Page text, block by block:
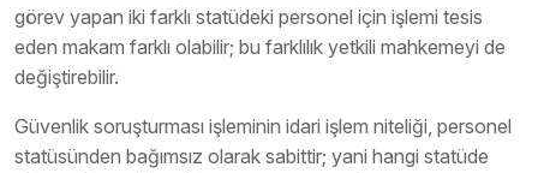
görev yapan iki farklı statüdeki personel için işlemi tesis
eden makam farklı olabilir; bu farklılık yetkili mahkemeyi de
değiştirebilir.
Güvenlik soruşturması işleminin idari işlem niteliği, personel
statüsünden bağımsız olarak sabittir; yani hangi statüde